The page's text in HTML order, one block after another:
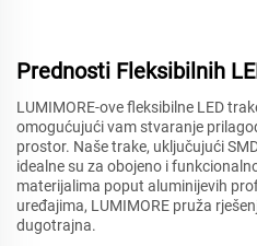
Prednosti Fleksibilnih
LUMIMORE-ove fleksibilne LED
omogućujući vam stvaranje
prostor. Naše trake, uključujući
idealne su za obojeno i
materijalima poput aluminijevih
uređajima, LUMIMORE pruža
dugotrajna.